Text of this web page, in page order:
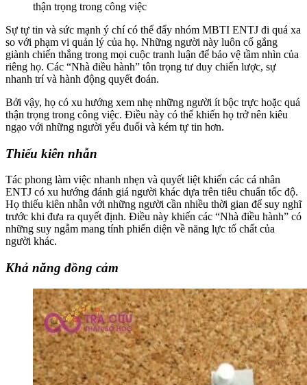
thận trọng trong công việc
Sự tự tin và sức mạnh ý chí có thể đẩy nhóm MBTI ENTJ đi quá xa
so với phạm vi quản lý của họ. Những người này luôn cố gắng
giành chiến thắng trong mọi cuộc tranh luận để bảo vệ tầm nhìn của
riêng họ. Các “Nhà điều hành” tôn trọng tư duy chiến lược, sự
nhanh trí và hành động quyết đoán.
Bởi vậy, họ có xu hướng xem nhẹ những người ít bộc trực hoặc quá
thận trọng trong công việc. Điều này có thể khiến họ trở nên kiêu
ngạo với những người yếu đuối và kém tự tin hơn.
Thiếu kiên nhẫn
Tác phong làm việc nhanh nhẹn và quyết liệt khiến các cá nhân
ENTJ có xu hướng đánh giá người khác dựa trên tiêu chuẩn tốc độ.
Họ thiếu kiên nhẫn với những người cần nhiều thời gian để suy nghĩ
trước khi đưa ra quyết định. Điều này khiến các “Nhà điều hành” có
những suy ngẫm mang tính phiến diện về năng lực tố chất của
người khác.
Khả năng đồng cảm